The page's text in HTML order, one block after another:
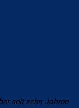
seit zehn Jahren